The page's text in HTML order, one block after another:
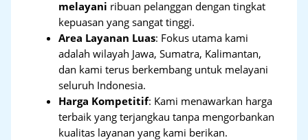
melayani ribuan pelanggan dengan tingkat
kepuasan yang sangat tinggi.
Area Layanan Luas: Fokus utama kami
adalah wilayah Jawa, Sumatra, Kalimantan,
dan kami terus berkembang untuk melayani
seluruh Indonesia.
Harga Kompetitif: Kami menawarkan harga
terbaik yang terjangkau tanpa mengorbankan
kualitas layanan yang kami berikan.